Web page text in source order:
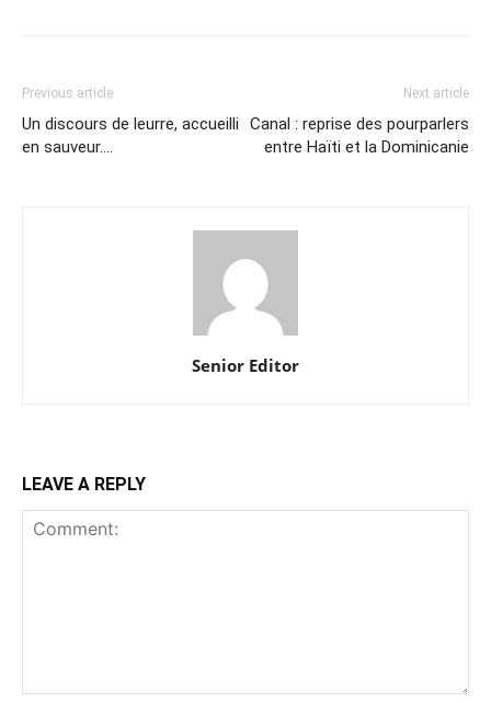
Previous article
Un discours de leurre, accueilli
en sauveur….
Next article
Canal : reprise des pourparlers
entre Haïti et la Dominicanie
Senior Editor
LEAVE A REPLY